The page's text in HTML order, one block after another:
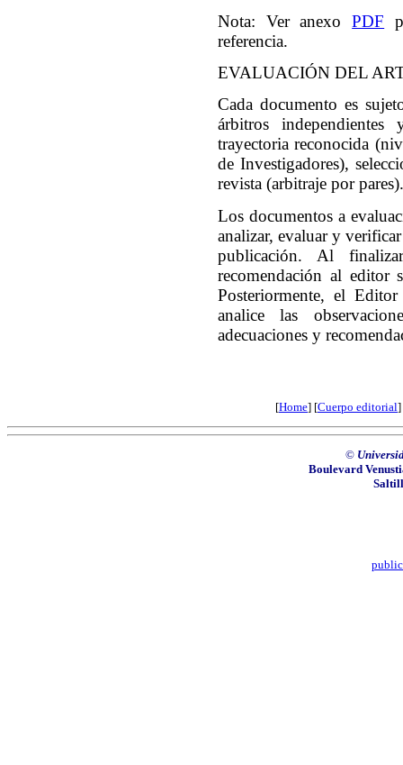
Nota: Ver anexoPDF
referencia.
EVALUACIÓN DEL
Cada documento es
árbitros independientes
trayectoria reconocida
de Investigadores),
revista (arbitraje por pares).
Los documentos a
analizar, evaluar y
publicación. Al
recomendación al editor
Posteriormente, el
analice las
adecuaciones y
[Home] [Cuerpo editorial]
©
Boulevard